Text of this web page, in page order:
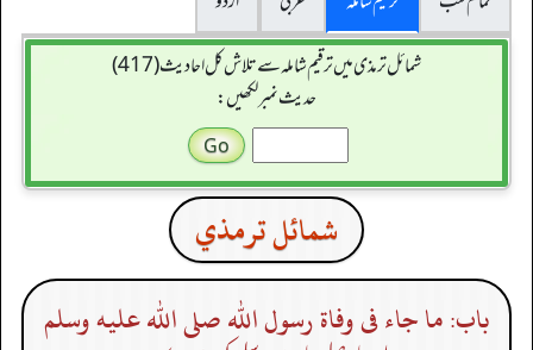
شمائل ترمذی میں ترقیم شاملہ سے تلاش کل احادیث (417)
حدیث نمبر لکھیں:
شمائل ترمذي
باب: ما جاء فى وفاة رسول الله صلى الله عليه وسلم